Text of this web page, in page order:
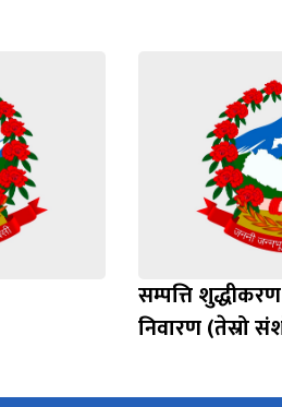
सम्पत्ति
निवारण (तेस्रो